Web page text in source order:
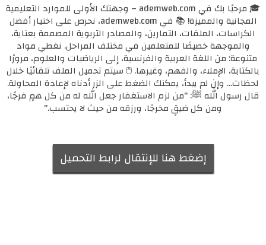
🎓 مرحبًا بك في ademweb.com – وجهتك الأولى للموارد التعليمية
المجانية والمميزة! 📚 في ademweb.com، نحرص على اختيار أفضل
الكراسات، الملفات، التمارين، والمصادر التربوية المصممة بعناية،
والموجهة خصيصًا للمتعلمين في مختلف المراحل. نغطي مواد
متنوعة: من اللغة العربية والفرنسية، إلى الرياضيات والعلوم، مرورًا
بالكتابة، الإملاء، والفهم، وغيرها. 🖱️ سيتم تحميل الملف تلقائيًا خلال
لحظات... وإن لم يبدأ، يمكنك الضغط على الزر أدناه لإعادة المحاولة.
قال رسول الله ﷺ: "من لزم الاستغفار جعل الله له من كل همٍ فرجًا،
ومن كل ضيقٍ مخرجًا، ورزقه من حيث لا يحتسب."
إضغط هنا للإنتقال لرابط التحميل